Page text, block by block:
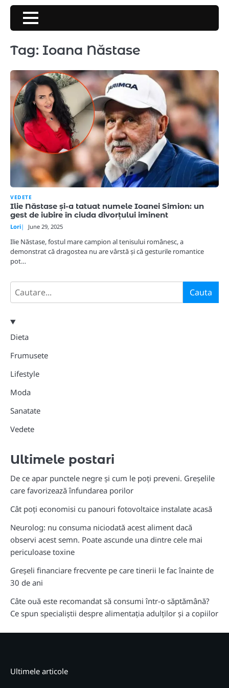
Skip
content
Tag: Ioana Năstase
VEDETE
Ilie Năstase și-a tatuat numele Ioanei Simion: un
gest de iubire în ciuda divorțului iminent
Lori June 29, 2025
Ilie Năstase, fostul mare campion al tenisului românesc, a
demonstrat că dragostea nu are vârstă și că gesturile romantice
pot…
Search Cauta
Dieta
Frumusete
Lifestyle
Moda
Sanatate
Vedete
Ultimele postari
De ce apar punctele negre și cum le poți preveni. Greșelile
care favorizează înfundarea porilor
Cât poți economisi cu panouri fotovoltaice instalate acasă
Neurolog: nu consuma niciodată acest aliment dacă
observi acest semn. Poate ascunde una dintre cele mai
periculoase toxine
Greșeli financiare frecvente pe care tinerii le fac înainte de
30 de ani
Câte ouă este recomandat să consumi într-o săptămână?
Ce spun specialiștii despre alimentația adulților și a copiilor
Ultimele articole